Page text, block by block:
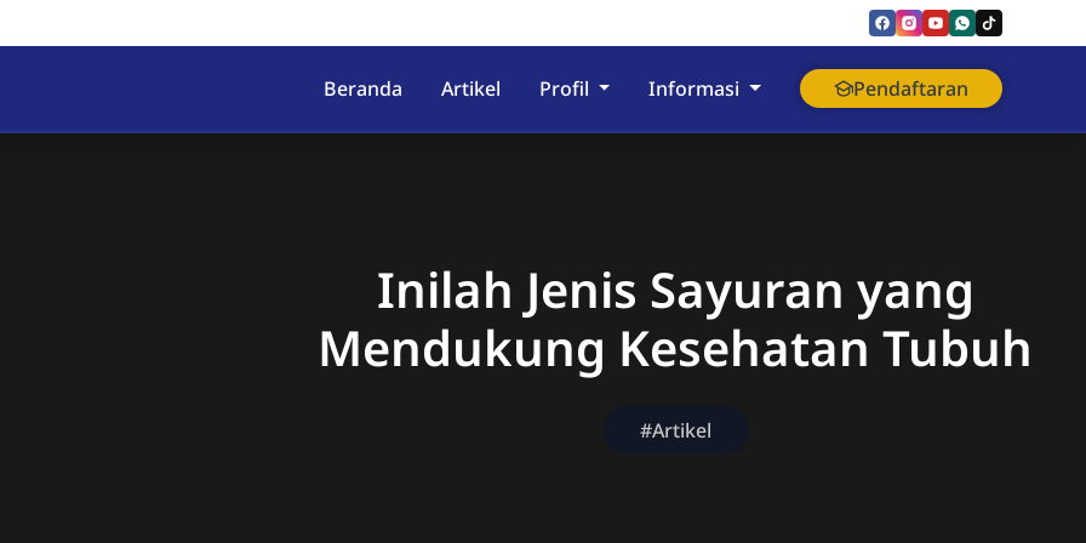
Kec. Lumbir, Kab. Banyumas
Beranda Artikel Profil Informasi Pendaftaran
Inilah Jenis Sayuran yang
Mendukung Kesehatan Tubuh
#Artikel